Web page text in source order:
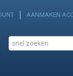
AANMAKEN